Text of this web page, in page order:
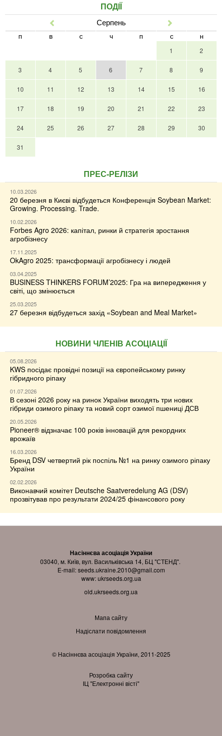
ПОДІЇ
Серпень
п в с ч п с н
1 2
3 4 5 6 7 8 9
10 11 12 13 14 15 16
17 18 19 20 21 22 23
24 25 26 27 28 29 30
31
ПРЕС-РЕЛІЗИ
10.03.2026
20 березня в Києві відбудеться Конференція Soybean Market:
Growing. Processing. Trade.
10.02.2026
Forbes Agro 2026: капітал, ринки й стратегія зростання
агробізнесу
17.11.2025
OkAgro 2025: трансформації агробізнесу і людей
03.04.2025
BUSINESS THINKERS FORUM’2025: Гра на випередження у
світі, що змінюється
25.03.2025
27 березня відбудеться захід «Soybean and Meal Market»
НОВИНИ ЧЛЕНІВ АСОЦІАЦІЇ
05.08.2026
KWS посідає провідні позиції на європейському ринку
гібридного ріпаку
01.07.2026
В сезоні 2026 року на ринок України виходять три нових
гібриди озимого ріпаку та новий сорт озимої пшениці ДСВ
20.05.2026
Pioneer® відзначає 100 років інновацій для рекордних
врожаїв
16.03.2026
Бренд DSV четвертий рік поспіль №1 на ринку озимого ріпаку
України
02.02.2026
Виконавчий комітет Deutsche Saatveredelung AG (DSV)
прозвітував про результати 2024/25 фінансового року
Насіннєва асоціація України
03040, м. Київ, вул. Васильківська 14, БЦ "СТЕНД".
E-mail:seeds.ukraine.2010@gmail.com
www:ukrseeds.org.ua
old.ukrseeds.org.ua
Мапа сайту
Надіслати повідомлення
© Насіннєва асоціація України, 2011-2025
Розробка сайту
ІЦ "Електронні вісті"